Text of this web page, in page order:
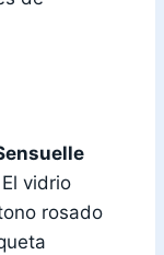
vidrio
rosado